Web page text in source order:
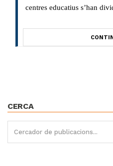
centres educatius s’han
CERCA